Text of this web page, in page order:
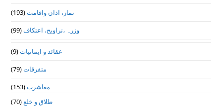
نماز، اذان واقامت(193)
وزرہ ،تراويح، اعتكاف(99)
عقائد و ایمانیات(9)
متفرقات(79)
معاشرت(153)
طلاق و خلع(70)